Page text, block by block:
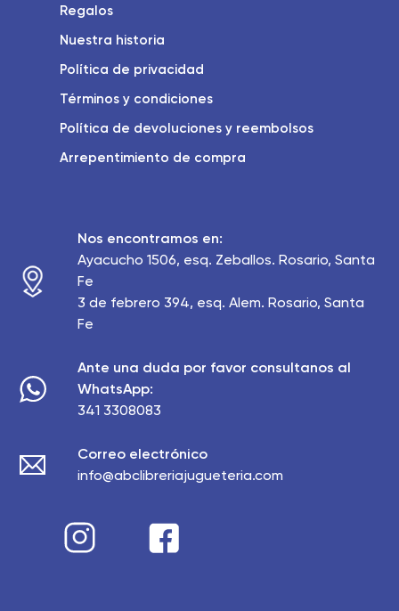
Regalos
Nuestra historia
Política de privacidad
Términos y condiciones
Política de devoluciones y reembolsos
Arrepentimiento de compra
Nos encontramos en:
Ayacucho 1506, esq. Zeballos. Rosario, Santa
Fe
3 de febrero 394, esq. Alem. Rosario, Santa
Fe
Ante una duda por favor consultanos al
WhatsApp:
341 3308083
Correo electrónico
info@abclibreriajugueteria.com